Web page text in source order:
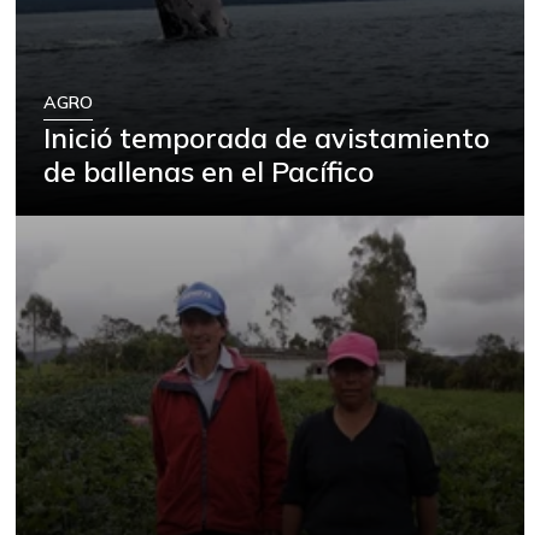
AGRO
Inició temporada de avistamiento
de ballenas en el Pacífico